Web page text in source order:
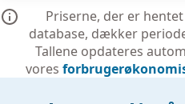
Priserne, der er
database, dækker
Tallene opdateres
vores